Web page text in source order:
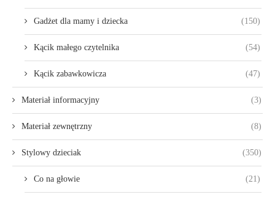
Gadżet dla mamy i dziecka (150)
Kącik małego czytelnika (54)
Kącik zabawkowicza (47)
Materiał informacyjny (3)
Materiał zewnętrzny (8)
Stylowy dzieciak (350)
Co na głowie (21)